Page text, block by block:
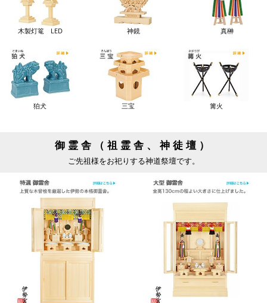
木製灯篭 LED 神鏡 真榊
狛犬 三宝 篝火
御霊舎（祖霊舎、神徒壇）
ご先祖様をお祀りする神道祭壇です。